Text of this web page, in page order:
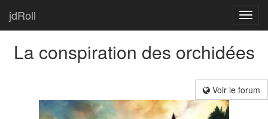
jdRoll
La conspiration des orchidées
Voir le forum